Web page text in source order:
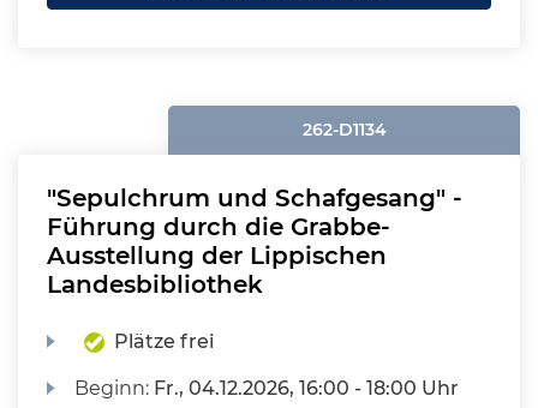
262-D1134
"Sepulchrum und Schafgesang" -
Führung durch die Grabbe-
Ausstellung der Lippischen
Landesbibliothek
Plätze frei
Beginn: Fr., 04.12.2026, 16:00 - 18:00 Uhr